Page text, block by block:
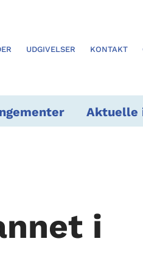
UDGIVELSER KONTAKT
Aktuelle
i